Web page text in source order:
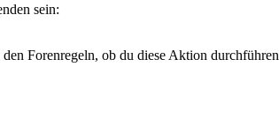
sein:
Forenregeln, ob du diese Aktion